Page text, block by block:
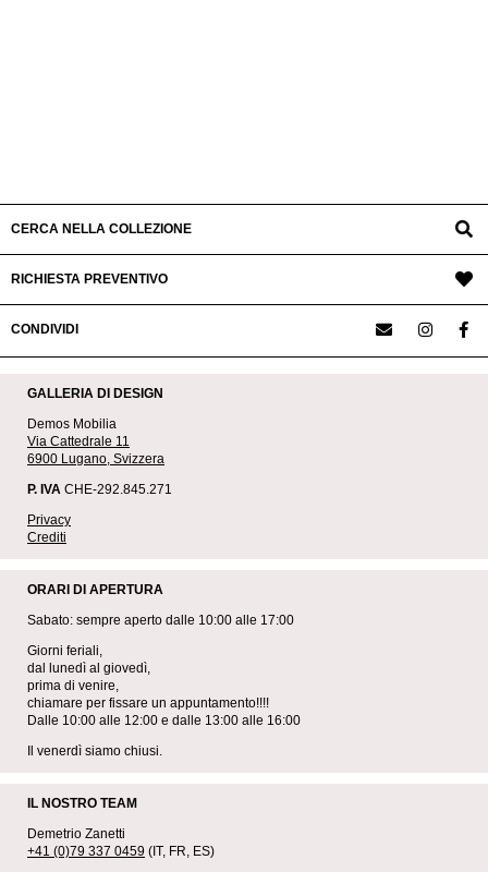
CERCA NELLA COLLEZIONE
RICHIESTA PREVENTIVO
CONDIVIDI
GALLERIA DI DESIGN
Demos Mobilia
Via Cattedrale 11
6900 Lugano, Svizzera
P. IVA CHE-292.845.271
Privacy
Crediti
ORARI DI APERTURA
Sabato: sempre aperto dalle 10:00 alle 17:00
Giorni feriali,
dal lunedì al giovedì,
prima di venire,
chiamare per fissare un appuntamento!!!!
Dalle 10:00 alle 12:00 e dalle 13:00 alle 16:00
Il venerdì siamo chiusi.
IL NOSTRO TEAM
Demetrio Zanetti
+41 (0)79 337 0459 (IT, FR, ES)